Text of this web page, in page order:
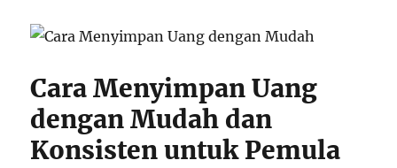
Cara Menyimpan Uang
dengan Mudah dan
Konsisten untuk Pemula